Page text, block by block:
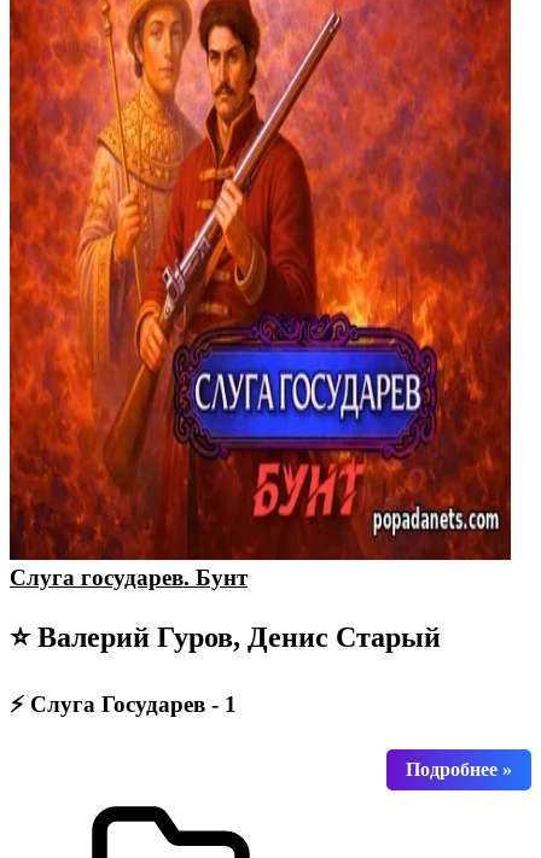
Слуга государев. Бунт
⭐ Валерий Гуров, Денис Старый
⚡ Слуга Государев - 1